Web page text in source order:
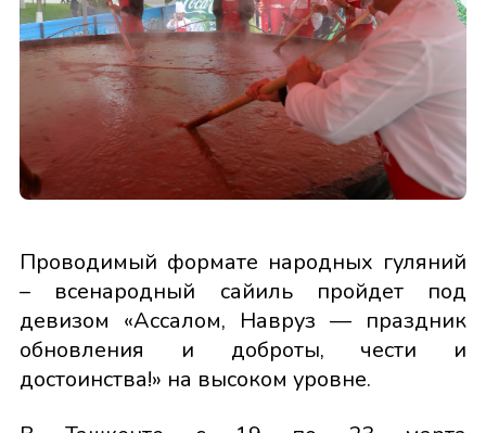
Проводимый формате народных гуляний
– всенародный сайиль пройдет под
девизом «Ассалом, Навруз — праздник
обновления и доброты, чести и
достоинства!» на высоком уровне.